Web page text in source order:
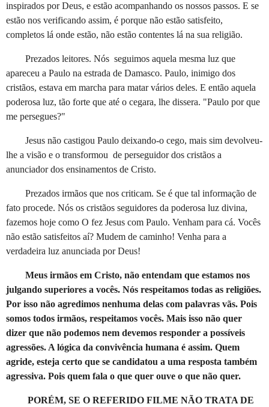
inspirados por Deus, e estão acompanhando os nossos passos. E se
estão nos verificando assim, é porque não estão satisfeito,
completos lá onde estão, não estão contentes lá na sua religião.
Prezados leitores. Nós seguimos aquela mesma luz que
apareceu a Paulo na estrada de Damasco. Paulo, inimigo dos
cristãos, estava em marcha para matar vários deles. E então aquela
poderosa luz, tão forte que até o cegara, lhe dissera. "Paulo por que
me persegues?"
Jesus não castigou Paulo deixando-o cego, mais sim devolveu-
lhe a visão e o transformou de perseguidor dos cristãos a
anunciador dos ensinamentos de Cristo.
Prezados irmãos que nos criticam. Se é que tal informação de
fato procede. Nós os cristãos seguidores da poderosa luz divina,
fazemos hoje como O fez Jesus com Paulo. Venham para cá. Vocês
não estão satisfeitos aí? Mudem de caminho! Venha para a
verdadeira luz anunciada por Deus!
Meus irmãos em Cristo, não entendam que estamos nos
julgando superiores a vocês. Nós respeitamos todas as religiões.
Por isso não agredimos nenhuma delas com palavras vãs. Pois
somos todos irmãos, respeitamos vocês. Mais isso não quer
dizer que não podemos nem devemos responder a possíveis
agressões. A lógica da convivência humana é assim. Quem
agride, esteja certo que se candidatou a uma resposta também
agressiva. Pois quem fala o que quer ouve o que não quer.
PORÉM, SE O REFERIDO FILME NÃO TRATA DE